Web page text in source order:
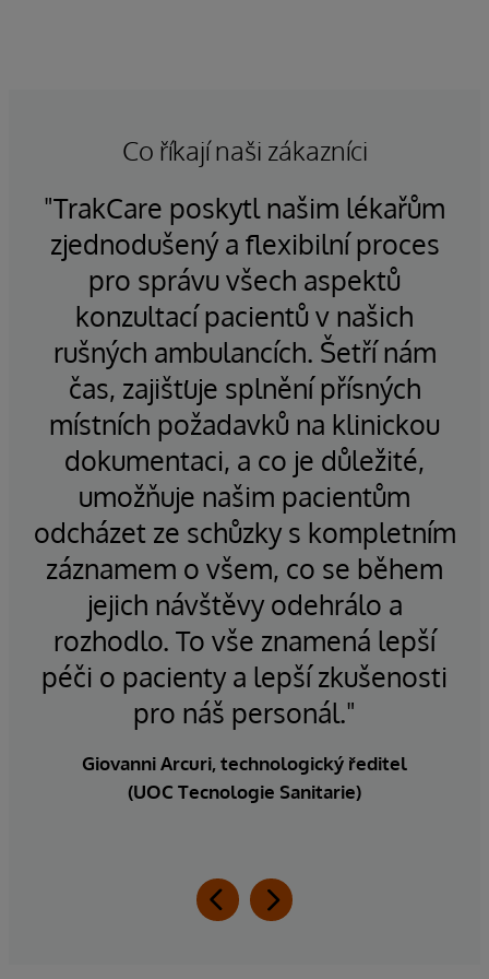
Organizace, které chtějí vytvářet aplikace a
licenci InterSystems IRIS for Health.
Co říkají naši zákazníci
"TrakCare poskytl našim lékařům
zjednodušený a flexibilní proces
pro správu všech aspektů
konzultací pacientů v našich
rušných ambulancích. Šetří nám
čas, zajišťuje splnění přísných
místních požadavků na klinickou
dokumentaci, a co je důležité,
umožňuje našim pacientům
odcházet ze schůzky s kompletním
záznamem o všem, co se během
jejich návštěvy odehrálo a
rozhodlo. To vše znamená lepší
péči o pacienty a lepší zkušenosti
pro náš personál."
Giovanni Arcuri, technologický ředitel
(UOC Tecnologie Sanitarie)